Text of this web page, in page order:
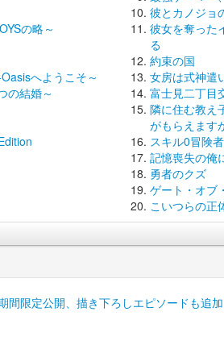
の略～
へようこそ～
の結婚～
彼とカノジョ
彼女を奪った
る
約束の国
女房は式神遣
富士見二丁目
隣に住む教え
がもらえます
スキル0冒険
記憶喪失の俺
勇者のクズ
ゲート・オブ
こいつらの正
間限定公開、描き下ろしエピソードも追加